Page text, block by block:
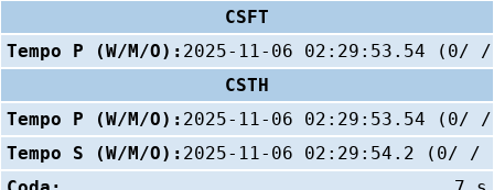
CSFT
Tempo P (W/M/O): 2025-11-06 02:29:53.54 (0/
CSTH
Tempo P (W/M/O): 2025-11-06 02:29:53.54 (0/
Tempo S (W/M/O): 2025-11-06 02:29:54.2 (0/ /